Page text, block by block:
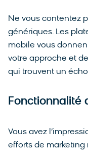
Ne vous contentez
génériques. Les
mobile vous
votre approche et
qui trouvent un
Fonctionnalité
Vous avez
efforts de marketing